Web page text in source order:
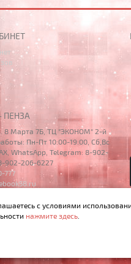
ПЕНЗА
8 Марта 7Б, ТЦ "ЭКОНОМ" 2-й
Пн-Пт 10:00-19:00, Сб,Вс
WhatsApp, Telegram: 8-902-
902-206-6227
777
определяемой Ст.437 ГК РФ.
с условиями
нажмите здесь.